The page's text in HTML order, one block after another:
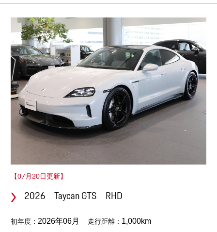
【07月20日更新】
2026 Taycan GTS RHD
初年度：2026年06月 走行距離： 1,000km